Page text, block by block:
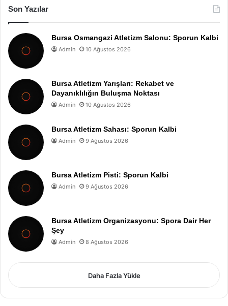
Son Yazılar
Bursa Osmangazi Atletizm Salonu: Sporun Kalbi
Admin 10 Ağustos 2026
Bursa Atletizm Yarışları: Rekabet ve
Dayanıklılığın Buluşma Noktası
Admin 10 Ağustos 2026
Bursa Atletizm Sahası: Sporun Kalbi
Admin 9 Ağustos 2026
Bursa Atletizm Pisti: Sporun Kalbi
Admin 9 Ağustos 2026
Bursa Atletizm Organizasyonu: Spora Dair Her
Şey
Admin 8 Ağustos 2026
Daha Fazla Yükle